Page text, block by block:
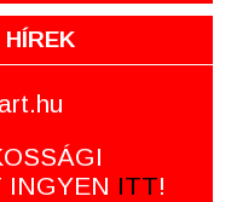
INGYEN ITT!